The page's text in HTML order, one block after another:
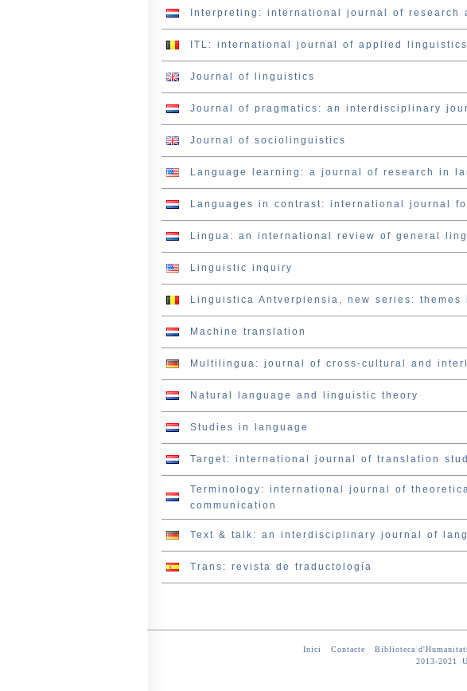
Interpreting: international journal of research
ITL: international journal of applied linguistics
Journal of linguistics
Journal of pragmatics: an interdisciplinary
Journal of sociolinguistics
Language learning: a journal of research in
Languages in contrast: international journal
Lingua: an international review of general
Linguistic inquiry
Linguistica Antverpiensia, new series:
Machine translation
Multilingua: journal of cross-cultural and
Natural language and linguistic theory
Studies in language
Target: international journal of translation
Terminology: international journal of
communication
Text & talk: an interdisciplinary journal of
Trans: revista de traductología
Inici Contacte Biblioteca
2013-2021